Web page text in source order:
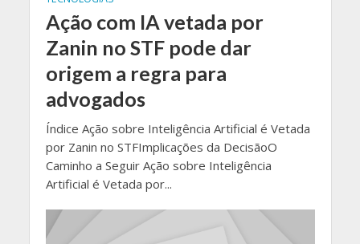
Ação com IA vetada por
Zanin no STF pode dar
origem a regra para
advogados
Índice Ação sobre Inteligência Artificial é Vetada
por Zanin no STFImplicações da DecisãoO
Caminho a Seguir Ação sobre Inteligência
Artificial é Vetada por...